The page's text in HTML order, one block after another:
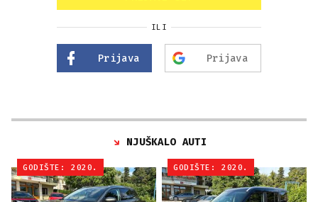
ILI
Prijava Prijava
NJUŠKALO AUTI
GODIŠTE: 2020. GODIŠTE: 2020.